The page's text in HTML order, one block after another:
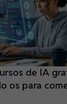
de IA
os para